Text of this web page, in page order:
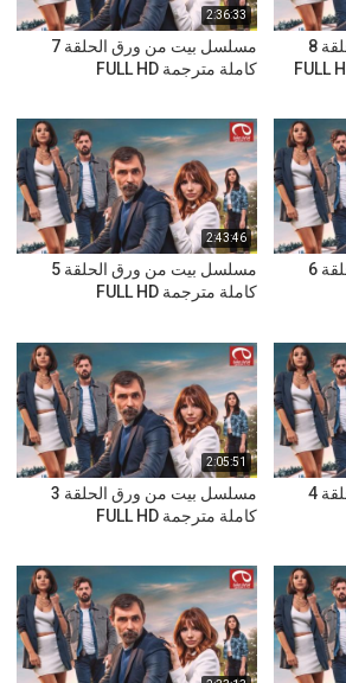
مسلسل بيت من ورق الحلقة 8
2:36:33
مسلسل بيت من ورق الحلقة 7
كاملة مترجمة FULL HD
مسلسل بيت من ورق الحلقة 6
2:43:46
مسلسل بيت من ورق الحلقة 5
كاملة مترجمة FULL HD
مسلسل بيت من ورق الحلقة 4
2:05:51
مسلسل بيت من ورق الحلقة 3
كاملة مترجمة FULL HD